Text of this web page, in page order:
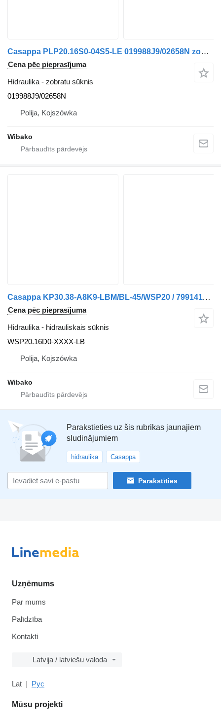
Casappa PLP20.16S0-04S5-LE 019988J9/02658N zobratu sūknis
Cena pēc pieprasījuma
Hidraulika - zobratu sūknis
019988J9/02658N
Polija, Kojszówka
Wibako
Casappa KP30.38-A8K9-LBM/BL-45/WSP20 / 79914110 WSP20.16D0-XXXX-LB hidrauliskais sūknis
Cena pēc pieprasījuma
Hidraulika - hidrauliskais sūknis
WSP20.16D0-XXXX-LB
Polija, Kojszówka
Wibako
Parakstieties uz šis rubrikas jaunajiem
sludinājumiem
hidraulika Casappa
Parakstīties
Uzņēmums
Par mums
Palīdzība
Kontakti
Latvija / latviešu valoda
Lat Рус
Mūsu projekti